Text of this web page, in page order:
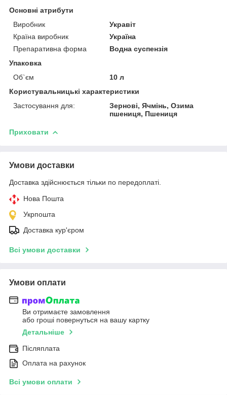
Основні атрибути
Виробник
Укравіт
Країна виробник
Україна
Препаративна форма
Водна суспензія
Упаковка
Об`єм
10 л
Користувальницькі характеристики
Застосування для:
Зернові, Ячмінь, Озима
пшениця, Пшениця
Приховати
Умови доставки
Доставка здійснюється тільки по передоплаті.
Нова Пошта
Укрпошта
Доставка кур'єром
Всі умови доставки
Умови оплати
Ви отримаєте замовлення
або гроші повернуться на вашу картку
Детальніше
Післяплата
Оплата на рахунок
Всі умови оплати